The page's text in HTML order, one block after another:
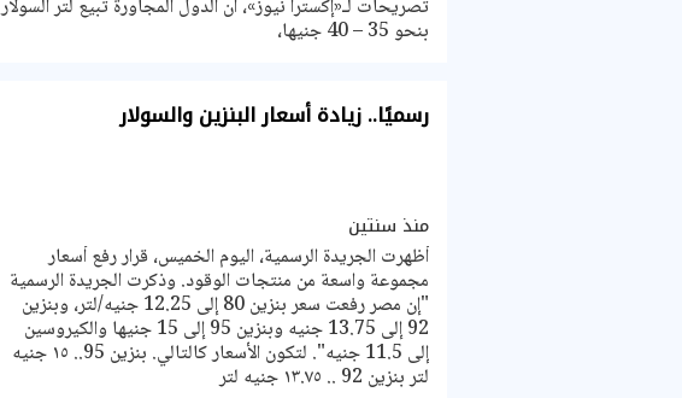
تصريحات لـ«إكسترا نيوز»، أن الدول المجاورة تبيع لتر السولار
بنحو 35 – 40 جنيها،
رسميًا.. زيادة أسعار البنزين والسولار
منذ سنتين
أظهرت الجريدة الرسمية، اليوم الخميس، قرار رفع أسعار
مجموعة واسعة من منتجات الوقود. وذكرت الجريدة الرسمية
"إن مصر رفعت سعر بنزين 80 إلى 12.25 جنيه/لتر، وبنزين
92 إلى 13.75 جنيه وبنزين 95 إلى 15 جنيها والكيروسين
إلى 11.5 جنيه". لتكون الأسعار كالتالي. بنزين 95.. ١٥ جنيه
لتر بنزين 92 .. ١٣.٧٥ جنيه لتر